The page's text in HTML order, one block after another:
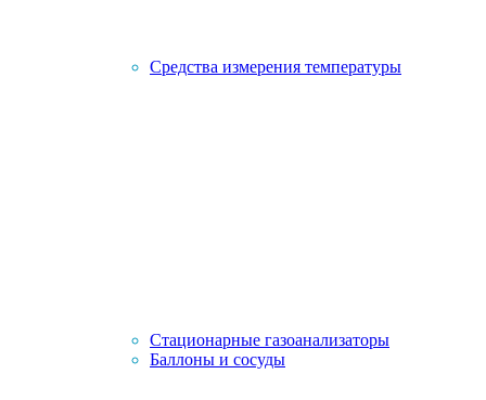
Средства измерения температуры
Стационарные газоанализаторы
Баллоны и сосуды